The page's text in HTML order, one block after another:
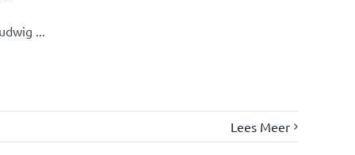
...
Lees Meer